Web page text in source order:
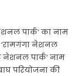
पार्क’ का नाम
‘रामगंगा नेशनल
नेशनल पार्क’ नाम
परियोजना की